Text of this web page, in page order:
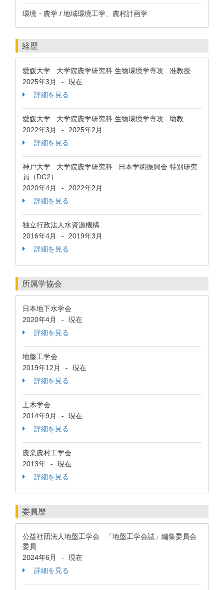
環境・農学 / 地域環境工学、農村計画学
経歴
愛媛大学 大学院農学研究科 生物環境学専攻 准教授
2025年3月
-
現在
詳細を見る
愛媛大学 大学院農学研究科 生物環境学専攻 助教
2022年3月
-
2025年2月
詳細を見る
神戸大学 大学院農学研究科 日本学術振興会 特別研究
員（DC2）
2020年4月
-
2022年2月
詳細を見る
独立行政法人水資源機構
2016年4月
-
2019年3月
詳細を見る
所属学協会
日本地下水学会
2020年4月
-
現在
詳細を見る
地盤工学会
2019年12月
-
現在
詳細を見る
土木学会
2014年9月
-
現在
詳細を見る
農業農村工学会
2013年
-
現在
詳細を見る
委員歴
公益社団法人地盤工学会 「地盤工学会誌」編集委員会
委員
2024年6月
-
現在
詳細を見る